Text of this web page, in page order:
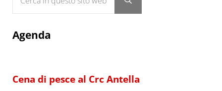
Submit search
Agenda
Cena di pesce al Crc Antella